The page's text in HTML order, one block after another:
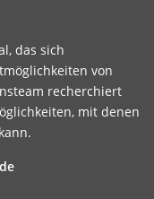
das sich
von
recherchiert
mit denen